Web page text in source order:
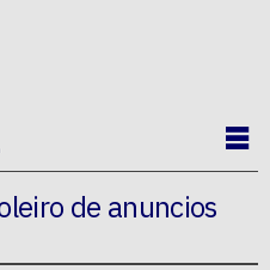
de anuncios